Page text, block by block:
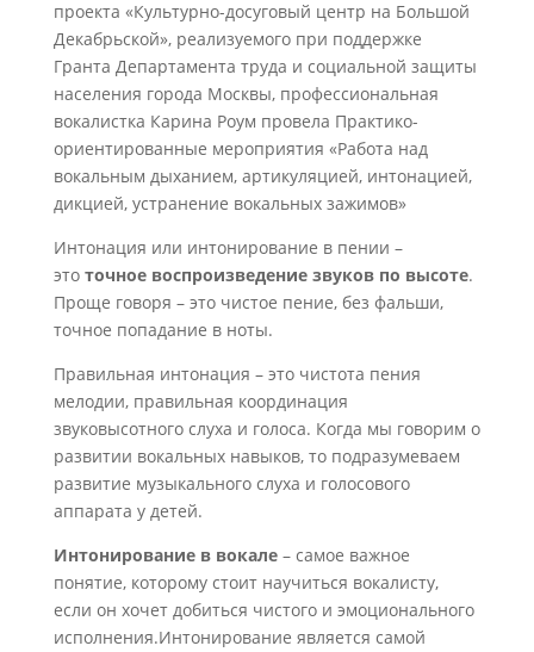
проекта «Культурно-досуговый центр на Большой
Декабрьской», реализуемого при поддержке
Гранта Департамента труда и социальной защиты
населения города Москвы, профессиональная
вокалистка Карина Роум провела Практико-
ориентированные мероприятия «Работа над
вокальным дыханием, артикуляцией, интонацией,
дикцией, устранение вокальных зажимов»
Интонация или интонирование в пении –
это точное воспроизведение звуков по высоте.
Проще говоря – это чистое пение, без фальши,
точное попадание в ноты.
Правильная интонация – это чистота пения
мелодии, правильная координация
звуковысотного слуха и голоса. Когда мы говорим о
развитии вокальных навыков, то подразумеваем
развитие музыкального слуха и голосового
аппарата у детей.
Интонирование в вокале– самое важное
понятие, которому стоит научиться вокалисту,
если он хочет добиться чистого и эмоционального
исполнения.Интонирование является самой